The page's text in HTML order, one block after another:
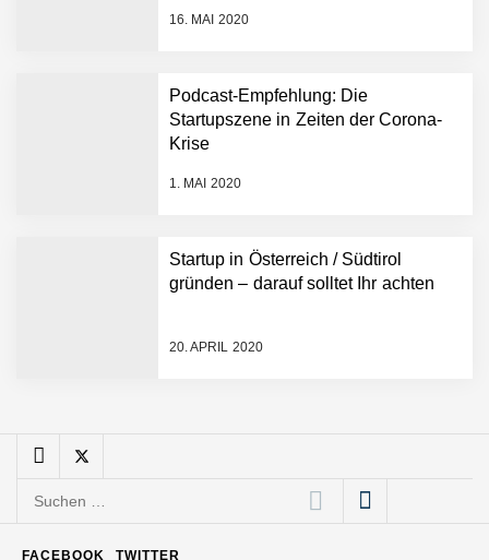
16. MAI 2020
Podcast-Empfehlung: Die
Startupszene in Zeiten der Corona-
Krise
1. MAI 2020
Startup in Österreich / Südtirol
gründen – darauf solltet Ihr achten
20. APRIL 2020
Manuel Messner von
Mazing: Verwandelt
statische 2D-Bilder in eine
visuelle Symphonie
Michelle Haas von
NÖ Raumfahrt-Start-up
Suchen
FACEBOOK TWITTER